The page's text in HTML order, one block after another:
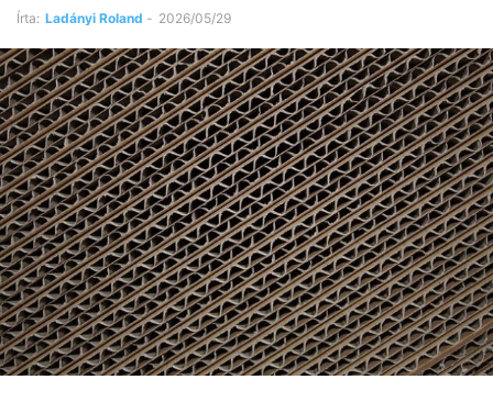
Írta: Ladányi Roland - 2026/05/29